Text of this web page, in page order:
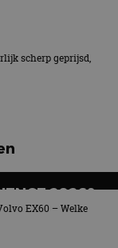
scherp geprijsd,
2026?
EX60 – Welke